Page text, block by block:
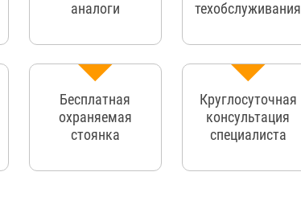
аналоги
техобслуживания
Бесплатная
охраняемая
стоянка
Круглосуточная
консультация
специалиста